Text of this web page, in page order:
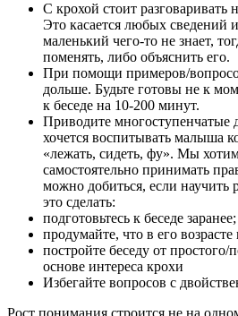
С крохой стоит разговаривать
Это касается любых сведений
маленький чего-то не знает,
поменять, либо объяснить его.
При помощи примеров/
дольше. Будьте готовы не к
к беседе на 10-200 минут.
Приводите
хочется воспитывать малыша
«лежать, сидеть, фу». Мы
самостоятельно принимать
можно добиться, если научить
это сделать:
подготовьтесь к беседе заранее;
продумайте, что в его возрасте
постройте беседу от
основе интереса крохи
Избегайте вопросов с